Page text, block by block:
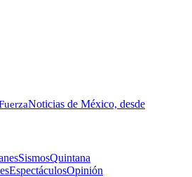
Noticias de México, desde
SismosQuintana
EspectáculosOpinión